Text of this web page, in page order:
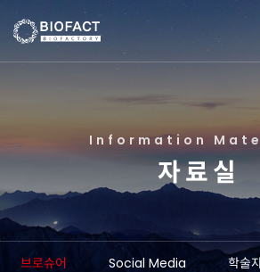
I n f o r ma t i o n M a te
자료실
브로슈어 Social Media 학술